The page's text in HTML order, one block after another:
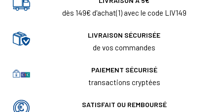
dès 149€ d'achat(1) avec le code LIV149
LIVRAISON SÉCURISÉE
de vos commandes
PAIEMENT SÉCURISÉ
transactions cryptées
SATISFAIT OU REMBOURSÉ